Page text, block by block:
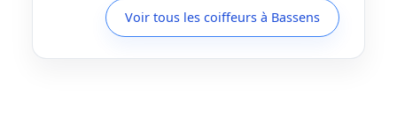
Voir tous les coiffeurs à Bassens